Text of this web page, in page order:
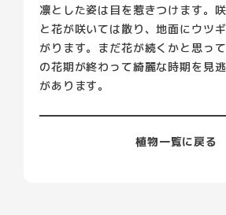
凛とした姿は目を惹きつけます。
と花が咲いては散り、地面にウツ
がります。まだ花が続くかと思っ
の花期が終わって綺麗な時期を見
があります。
植物一覧に戻る